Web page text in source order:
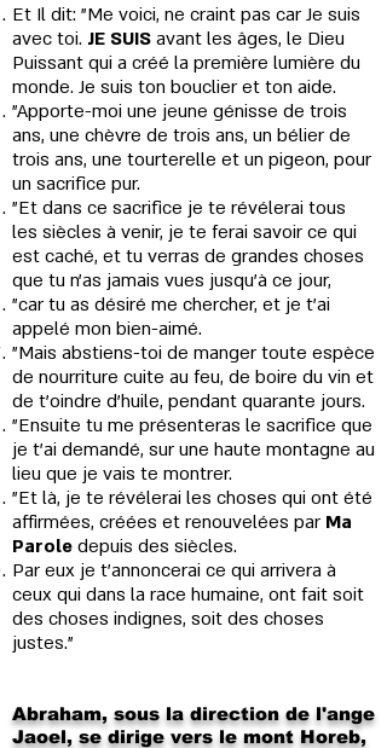
Et Il dit: "Me voici, ne craint pas car Je suis
avec toi. JE SUIS avant les âges, le Dieu
Puissant qui a créé la première lumière du
monde. Je suis ton bouclier et ton aide.
"Apporte-moi une jeune génisse de trois
ans, une chèvre de trois ans, un bélier de
trois ans, une tourterelle et un pigeon, pour
un sacrifice pur.
"Et dans ce sacrifice je te révélerai tous
les siècles à venir, je te ferai savoir ce qui
est caché, et tu verras de grandes choses
que tu n'as jamais vues jusqu'à ce jour,
"car tu as désiré me chercher, et je t'ai
appelé mon bien-aimé.
"Mais abstiens-toi de manger toute espèce
de nourriture cuite au feu, de boire du vin et
de t'oindre d'huile, pendant quarante jours.
"Ensuite tu me présenteras le sacrifice que
je t'ai demandé, sur une haute montagne au
lieu que je vais te montrer.
"Et là, je te révélerai les choses qui ont été
affirmées, créées et renouvelées par Ma
Parole depuis des siècles.
Par eux je t’annoncerai ce qui arrivera à
ceux qui dans la race humaine, ont fait soit
des choses indignes, soit des choses
justes."
Abraham, sous la direction de l'ange
Jaoel, se dirige vers le mont Horeb,